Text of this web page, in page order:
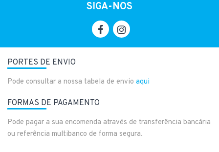
SIGA-NOS
PORTES DE ENVIO
Pode consultar a nossa tabela de envio aqui
FORMAS DE PAGAMENTO
Pode pagar a sua encomenda através de transferência bancária
ou referência multibanco de forma segura.